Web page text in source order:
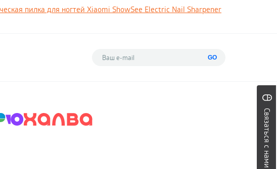
Связаться с нами
пилка для ногтей Xiaomi ShowSee Electric Nail Sharpener
GO